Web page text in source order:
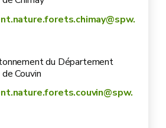
du Département
Couvin